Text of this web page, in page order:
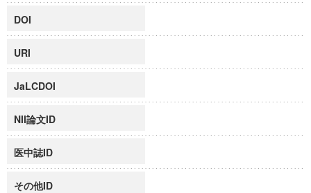
DOI
URI
JaLCDOI
NII論文ID
医中誌ID
その他ID